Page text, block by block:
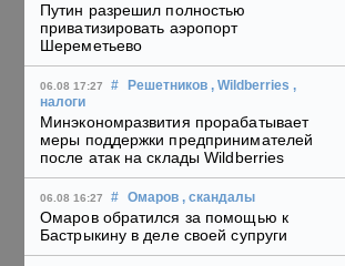
Путин разрешил полностью
приватизировать аэропорт
Шереметьево
06.08 17:27 # Решетников , Wildberries ,
налоги
Минэкономразвития прорабатывает
меры поддержки предпринимателей
после атак на склады Wildberries
06.08 16:27 # Омаров , скандалы
Омаров обратился за помощью к
Бастрыкину в деле своей супруги